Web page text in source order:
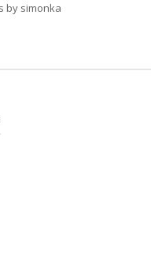
by simonka